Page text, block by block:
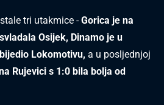
tri utakmice -Gorica je na
Osijek, Dinamo je u
Lokomotivu, a u posljednjoj
Rujevici s 1:0 bila bolja od